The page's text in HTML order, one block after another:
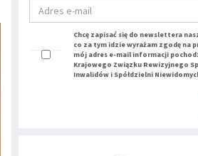
Chcę zapisać się do newslettera
co za tym idzie wyrażam zgodę na
mój adres e-mail informacji
Krajowego Związku Rewizyjnego
Inwalidów i Spółdzielni